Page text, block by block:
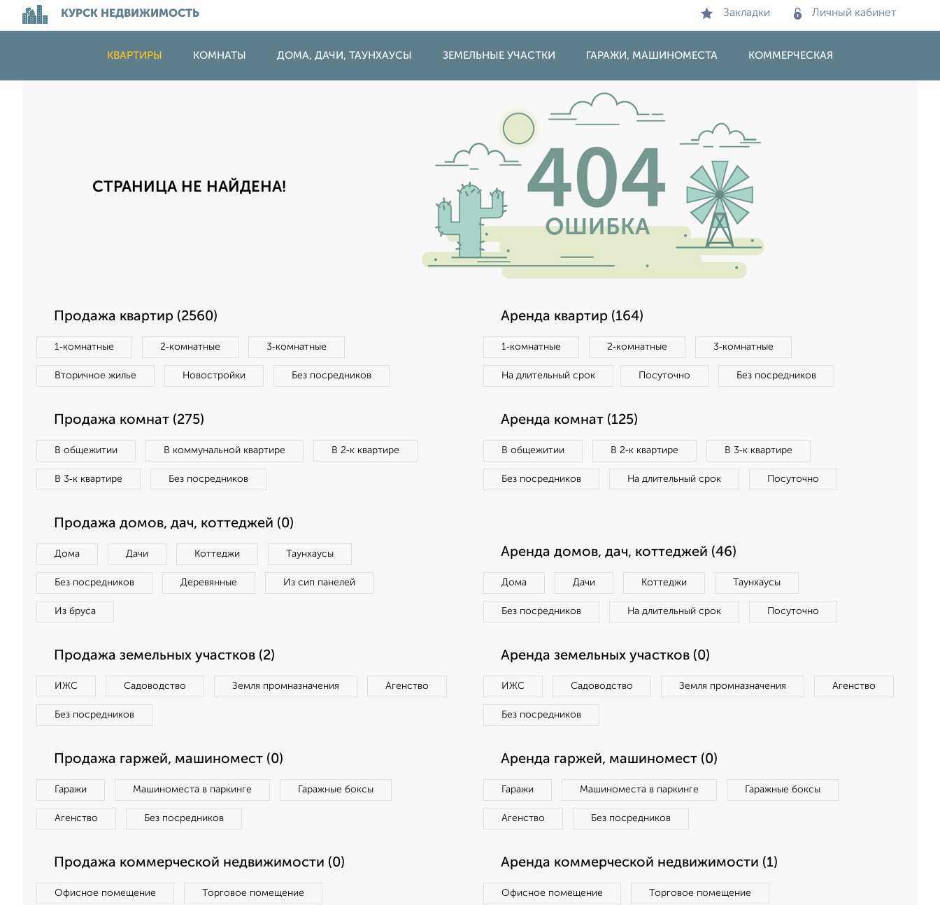
КУРСК НЕДВИЖИМОСТЬ Закладки Личный кабинет
КВАРТИРЫ КОМНАТЫ ДОМА, ДАЧИ, ТАУНХАУСЫ ЗЕМЕЛЬНЫЕ УЧАСТКИ ГАРАЖИ, МАШИНОМЕСТА КОММЕРЧЕСКАЯ
СТРАНИЦА НЕ НАЙДЕНА!
Продажа квартир (2560)
1‑комнатные 2‑комнатные 3‑комнатные
Вторичное жилье Новостройки Без посредников
Аренда квартир (164)
1‑комнатные 2‑комнатные 3‑комнатные
На длительный срок Посуточно Без посредников
Продажа комнат (275)
В общежитии В коммунальной квартире В 2‑к квартире
В 3‑к квартире Без посредников
Аренда комнат (125)
В общежитии В 2‑к квартире В 3‑к квартире
Без посредников На длительный срок Посуточно
Продажа домов, дач, коттеджей (0)
Дома Дачи Коттеджи Таунхаусы
Без посредников Деревянные Из сип панелей
Из бруса
Аренда домов, дач, коттеджей (46)
Дома Дачи Коттеджи Таунхаусы
Без посредников На длительный срок Посуточно
Продажа земельных участков (2)
ИЖС Садоводство Земля промназначения Агенство
Без посредников
Аренда земельных участков (0)
ИЖС Садоводство Земля промназначения Агенство
Без посредников
Продажа гаржей, машиномест (0)
Гаражи Машиноместа в паркинге Гаражные боксы
Агенство Без посредников
Аренда гаржей, машиномест (0)
Гаражи Машиноместа в паркинге Гаражные боксы
Агенство Без посредников
Продажа коммерческой недвижимости (0)
Офисное помещение Торговое помещение
Аренда коммерческой недвижимости (1)
Офисное помещение Торговое помещение